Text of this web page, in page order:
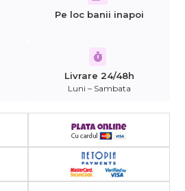
Pe loc banii inapoi
Livrare 24/48h
Luni – Sambata